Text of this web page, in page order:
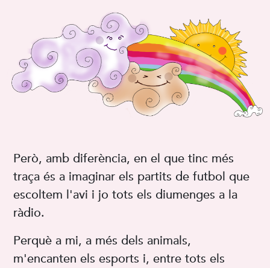
Però, amb diferència, en el que tinc més
traça és a imaginar els partits de futbol que
escoltem l'avi i jo tots els diumenges a la
ràdio.
Perquè a mi, a més dels animals,
m'encanten els esports i, entre tots els